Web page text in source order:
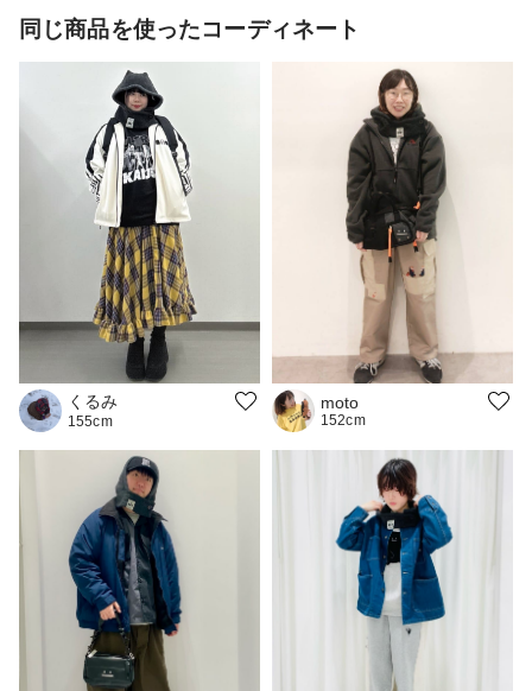
同じ商品を使ったコーディネート
くるみ
155cm
moto
152cm